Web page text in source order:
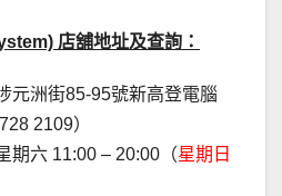
店舖地址及查詢：
元洲街85-95號新高登電腦
2109）
期六 11:00 – 20:00（星期日